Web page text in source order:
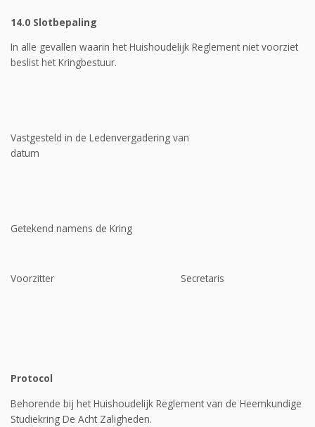
14.0 Slotbepaling
In alle gevallen waarin het Huishoudelijk Reglement niet voorziet
beslist het Kringbestuur.
Vastgesteld in de Ledenvergadering van
datum
Getekend namens de Kring
Voorzitter Secretaris
Protocol
Behorende bij het Huishoudelijk Reglement van de Heemkundige
Studiekring De Acht Zaligheden.